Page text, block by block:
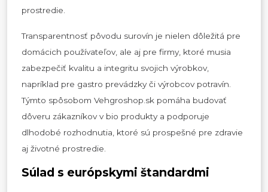
prostredie.
Transparentnosť pôvodu surovín je nielen dôležitá pre
domácich používateľov, ale aj pre firmy, ktoré musia
zabezpečiť kvalitu a integritu svojich výrobkov,
napríklad pre gastro prevádzky či výrobcov potravín.
Týmto spôsobom Vehgroshop.sk pomáha budovať
dôveru zákazníkov v bio produkty a podporuje
dlhodobé rozhodnutia, ktoré sú prospešné pre zdravie
aj životné prostredie.
Súlad s európskymi štandardmi